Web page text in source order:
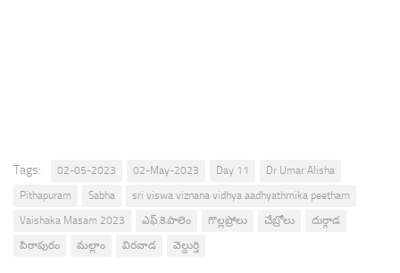
Tags: 02-05-2023 02-May-2023 Day 11
Dr Umar Alisha
Pithapuram
Sabha
sri viswa viznana vidhya aadhyathmika peetham
Vaishaka Masam 2023
ఎఫ్.కె.పాలెం గొల్లప్రోలు చేబ్రోలు
దుర్గాడ
పిఠాపురం
మల్లాం విరవాడ వెల్దుర్తి